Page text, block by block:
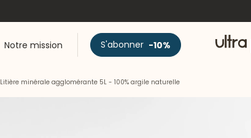
Notre mission S'abonner -10% Accueil
Litière minérale agglomérante 5L - 100% argile naturelle